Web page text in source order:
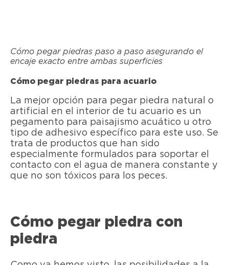
Cómo pegar piedras paso a paso asegurando el
encaje exacto entre ambas superficies
Cómo pegar piedras para acuario
La mejor opción para pegar piedra natural o
artificial en el interior de tu acuario es un
pegamento para paisajismo acuático u otro
tipo de adhesivo específico para este uso. Se
trata de productos que han sido
especialmente formulados para soportar el
contacto con el agua de manera constante y
que no son tóxicos para los peces.
Cómo pegar piedra con
piedra